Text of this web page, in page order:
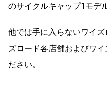
のサイクルキャップ1モデ
他では手に入らないワイ
ズロード各店舗およびワ
ださい。